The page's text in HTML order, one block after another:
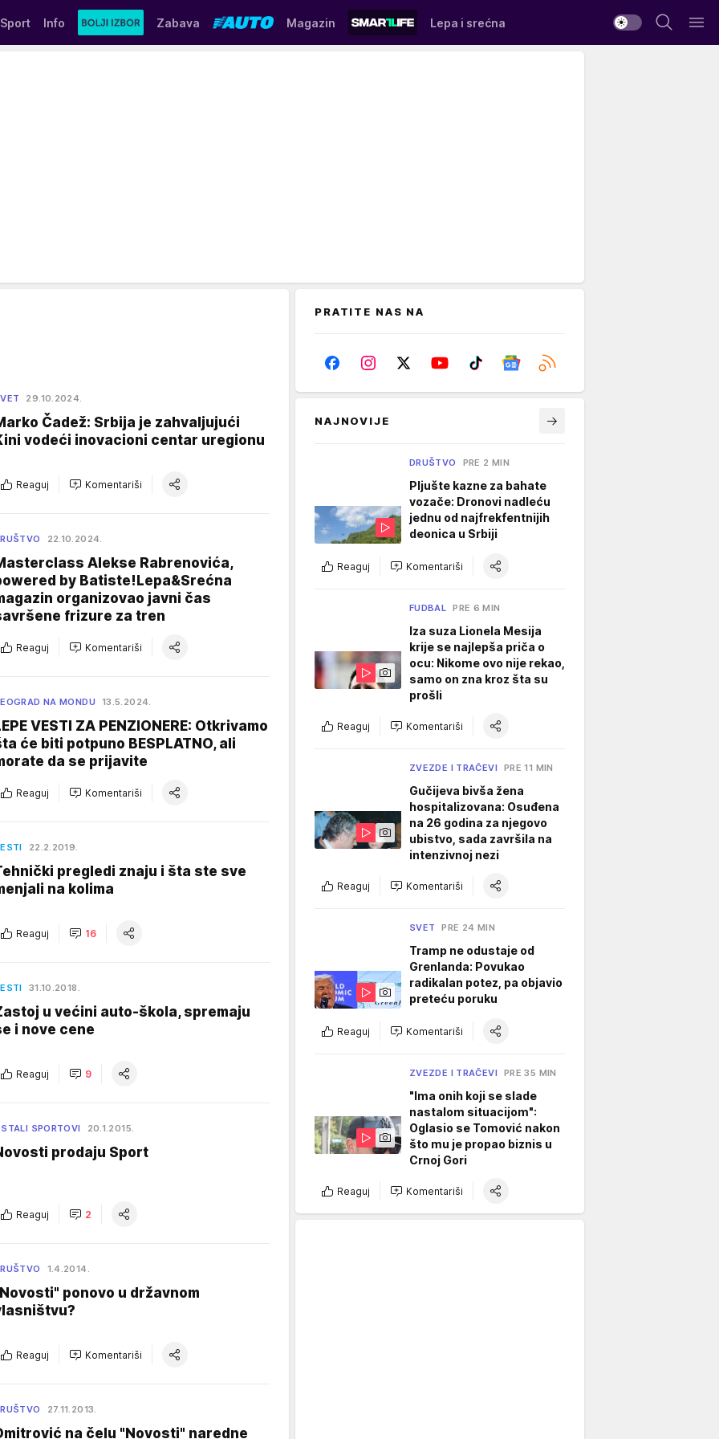
Sport Info Zabava Magazin Lepa i srećna
29.10.2024.
Čadež: Srbija je zahvaljujući
vodeći inovacioni centar uregionu
Reaguj Komentariši
22.10.2024.
Alekse Rabrenovića,
by Batiste!Lepa&Srećna
organizovao javni čas
frizure za tren
Reaguj Komentariši
NA MONDU 13.5.2024.
VESTI ZA PENZIONERE: Otkrivamo
će biti potpuno BESPLATNO, ali
da se prijavite
Reaguj Komentariši
22.2.2019.
pregledi znaju i šta ste sve
na kolima
Reaguj 16
31.10.2018.
u većini auto-škola, spremaju
i nove cene
Reaguj 9
SPORTOVI 20.1.2015.
prodaju Sport
Reaguj 2
1.4.2014.
ponovo u državnom
Reaguj Komentariši
27.11.2013.
na čelu "Novosti" naredne
PRATITE NAS NA
NAJNOVIJE
DRUŠTVO PRE 2 MIN
Pljušte kazne za bahate
vozače: Dronovi nadleću
jednu od najfrekfentnijih
deonica u Srbiji
Reaguj Komentariši
FUDBAL PRE 6 MIN
Iza suza Lionela Mesija
krije se najlepša priča o
ocu: Nikome ovo nije rekao,
samo on zna kroz šta su
prošli
Reaguj Komentariši
ZVEZDE I TRAČEVI PRE 11 MIN
Gučijeva bivša žena
hospitalizovana: Osuđena
na 26 godina za njegovo
ubistvo, sada završila na
intenzivnoj nezi
Reaguj Komentariši
SVET PRE 24 MIN
Tramp ne odustaje od
Grenlanda: Povukao
radikalan potez, pa objavio
preteću poruku
Reaguj Komentariši
ZVEZDE I TRAČEVI PRE 35 MIN
"Ima onih koji se slade
nastalom situacijom":
Oglasio se Tomović nakon
što mu je propao biznis u
Crnoj Gori
Reaguj Komentariši